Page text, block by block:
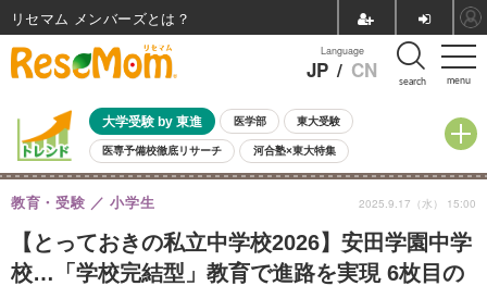
menu
Language
JP / CN search
大学受験 by 東進 医学部 東大受験
医専予備校徹底リサーチ 河合塾×東大特集
親子で考える大学選び 高校受験 中学受験 小学校受験
共通テスト 夏休み
8月開催イベント・WS 全国公立高校 過去問 人気記事
自由研究教材（小学生向け） 自由研究教材（中学生向け） ランキング
【とっておきの私立中学校2026】安田学園中学
校…「学校完結型」教育で進路を実現 6枚目の
教育・受験 小学生 2025.9.17（水） 15:00
リセマム メンバーズ